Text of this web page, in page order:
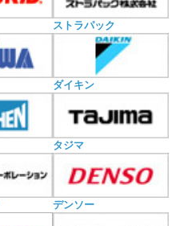
ストラパック
ダイキン
タジマ
デンソー